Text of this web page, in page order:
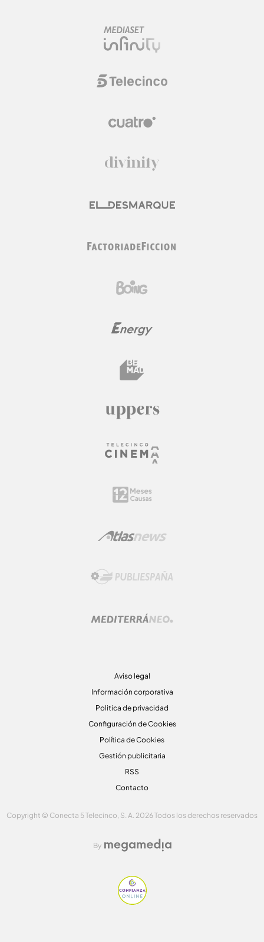
Aviso legal
Información corporativa
Politica de privacidad
Configuración de Cookies
Política de Cookies
Gestión publicitaria
RSS
Contacto
Copyright © Conecta 5 Telecinco, S. A. 2026 Todos los derechos reservados
By